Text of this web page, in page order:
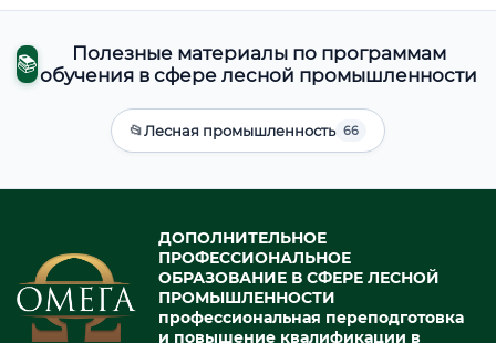
📚
Полезные материалы по программам
обучения в сфере лесной промышленности
📂Лесная промышленность 66
ДОПОЛНИТЕЛЬНОЕ
ПРОФЕССИОНАЛЬНОЕ
ОБРАЗОВАНИЕ В СФЕРЕ ЛЕСНОЙ
ПРОМЫШЛЕННОСТИ
профессиональная переподготовка
и повышение квалификации в